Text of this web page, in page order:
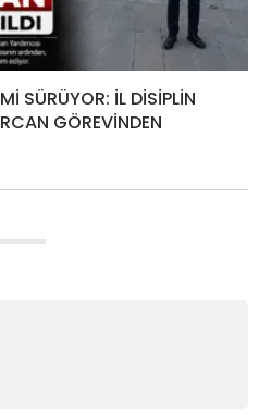
SÜRÜYOR: İL DİSİPLİN
GÖREVİNDEN